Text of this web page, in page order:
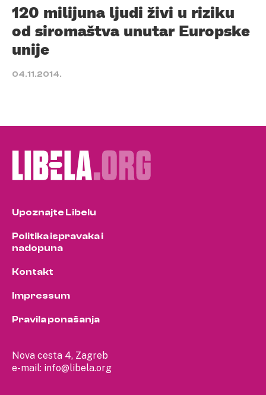
120 milijuna ljudi živi u riziku
od siromaštva unutar Europske
unije
04.11.2014.
Nova cesta 4, Zagreb
e-mail: info@libela.org
Upoznajte Libelu
Politika ispravaka i
nadopuna
Kontakt
Impressum
Pravila ponašanja